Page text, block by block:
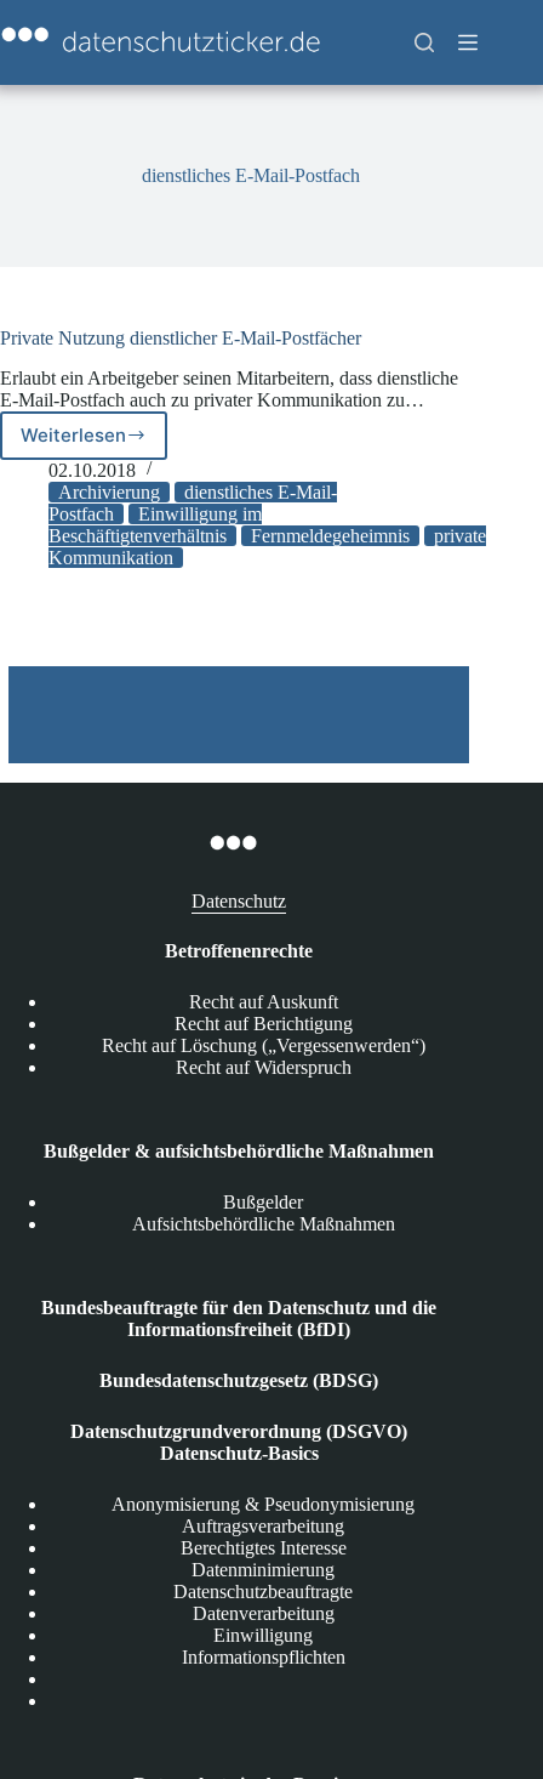
Inhalt
springen
dienstliches E-Mail-Postfach
Private Nutzung dienstlicher E-Mail-Postfächer
Erlaubt ein Arbeitgeber seinen Mitarbeitern, dass dienstliche
E-Mail-Postfach auch zu privater Kommunikation zu…
Weiterlesen
Private
Nutzung
dienstlicher
E-
Mail-
Postfächer
02.10.2018
Archivierung
dienstliches E-Mail-
Postfach
Einwilligung im
Beschäftigtenverhältnis
Fernmeldegeheimnis
private
Kommunikation
Datenschutz
Betroffenenrechte
Recht auf Auskunft
Recht auf Berichtigung
Recht auf Löschung („Vergessenwerden“)
Recht auf Widerspruch
Bußgelder & aufsichtsbehördliche Maßnahmen
Bußgelder
Aufsichtsbehördliche Maßnahmen
Bundesbeauftragte für den Datenschutz und die
Informationsfreiheit (BfDI)
Bundesdatenschutzgesetz (BDSG)
Datenschutzgrundverordnung (DSGVO)
Datenschutz-Basics
Anonymisierung & Pseudonymisierung
Auftragsverarbeitung
Berechtigtes Interesse
Datenminimierung
Datenschutzbeauftragte
Datenverarbeitung
Einwilligung
Informationspflichten